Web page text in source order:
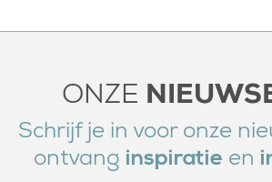
ONZE
Schrijf je in voor onze
ontvang inspiratie en